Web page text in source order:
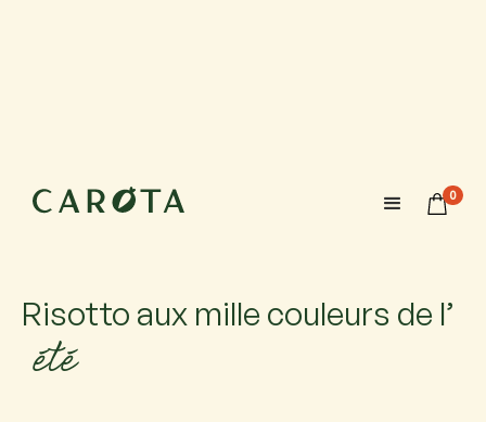
0
19 août 2026
10:00-12:00
Maximum 6 participants avec 1 accompagnateur chacun.
Risotto aux mille couleurs de l’
été